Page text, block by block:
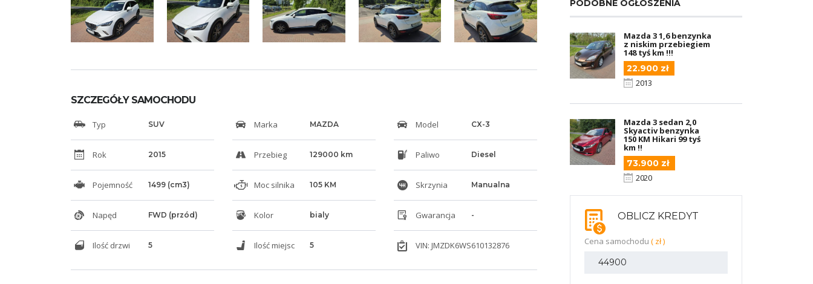
SZCZEGÓŁY SAMOCHODU
Typ SUV Marka MAZDA Model CX-3
Rok 2015 Przebieg 129000 km Paliwo Diesel
Pojemność 1499 (cm3) Moc silnika 105 KM Skrzynia Manualna
Napęd FWD (przód) Kolor bialy Gwarancja -
Ilość drzwi 5 Ilość miejsc 5 VIN: JMZDK6WS610132876
PODOBNE OGŁOSZENIA
Mazda 3 1,6 benzynka
z niskim przebiegiem
148 tyś km !!!
22.900 zł
2013
Mazda 3 sedan 2,0
Skyactiv benzynka
150 KM Hikari 99 tyś
km !!
73.900 zł
2020
OBLICZ KREDYT
Cena samochodu ( zł )